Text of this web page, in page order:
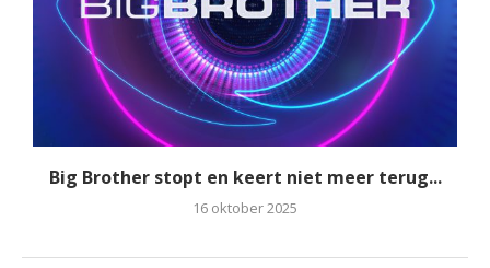
Big Brother stopt en keert niet meer terug...
16 oktober 2025